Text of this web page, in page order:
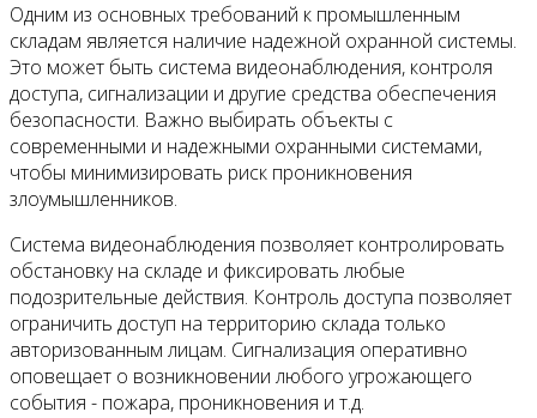
Одним из основных требований к промышленным
складам является наличие надежной охранной системы.
Это может быть система видеонаблюдения, контроля
доступа, сигнализации и другие средства обеспечения
безопасности. Важно выбирать объекты с
современными и надежными охранными системами,
чтобы минимизировать риск проникновения
злоумышленников.
Система видеонаблюдения позволяет контролировать
обстановку на складе и фиксировать любые
подозрительные действия. Контроль доступа позволяет
ограничить доступ на территорию склада только
авторизованным лицам. Сигнализация оперативно
оповещает о возникновении любого угрожающего
события - пожара, проникновения и т.д.